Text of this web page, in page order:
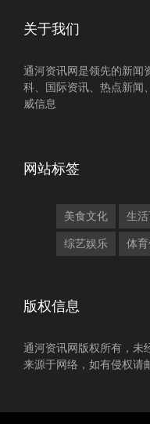
关于我们
通河资讯网是领先的新闻
科、国际资讯、热点新闻
威信息
网站标签
美食文化 生
综艺娱乐 体
版权信息
通河资讯网版权所有，未
来源于网络，如有侵权请